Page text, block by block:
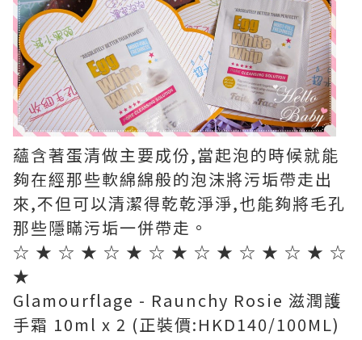
蘊含著蛋清做主要成份,當起泡的時候就能
夠在經那些軟綿綿般的泡沫將污垢帶走出
來,不但可以清潔得乾乾淨淨,也能夠將毛孔
那些隱瞞污垢一併帶走。
☆ ★ ☆ ★ ☆ ★ ☆ ★ ☆ ★ ☆ ★ ☆ ★ ☆
★
Glamourflage - Raunchy Rosie 滋潤護
手霜 10ml x 2 (正裝價:HKD140/100ML)